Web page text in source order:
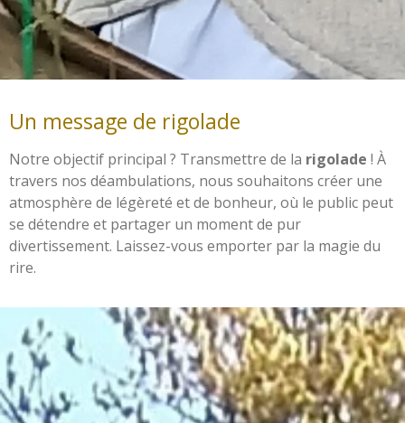
Un message de rigolade
Notre objectif principal ? Transmettre de la rigolade ! À
travers nos déambulations, nous souhaitons créer une
atmosphère de légèreté et de bonheur, où le public peut
se détendre et partager un moment de pur
divertissement. Laissez-vous emporter par la magie du
rire.